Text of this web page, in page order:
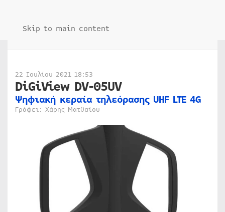
Skip to main content
22 Ιουλίου 2021 18:53
DiGiView DV-05UV
Ψηφιακή κεραία τηλεόρασης UHF LTE 4G
Γράφει: Χάρης Ματθαίου